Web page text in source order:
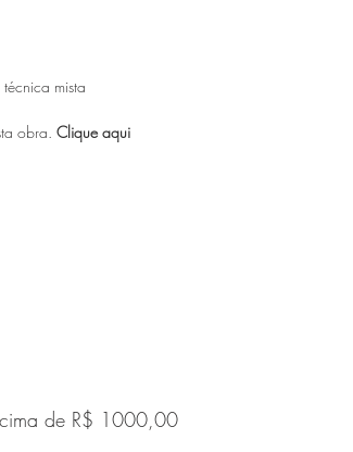
mista
obra. Clique aqui
de R$ 1000,00